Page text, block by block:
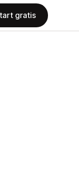
gratis